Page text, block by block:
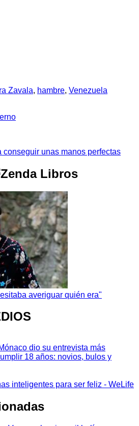
Zavala, hambre, Venezuela
conseguir unas manos perfectas
averiguar quién era"
dio su entrevista más
18 años: novios, bulos y
inteligentes para ser feliz - WeLife